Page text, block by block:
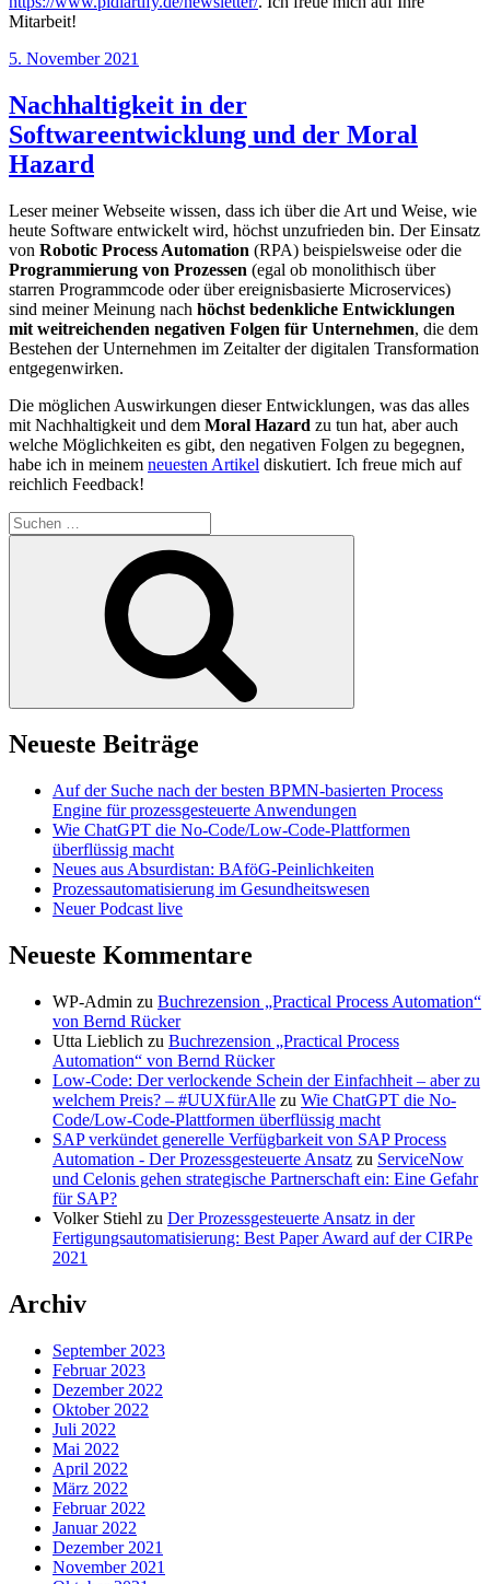
Mitarbeit!
Veröffentlicht
5. November 2021
Nachhaltigkeit in der
Softwareentwicklung und der Moral
Hazard
Leser meiner Webseite wissen, dass ich über die Art und Weise, wie
heute Software entwickelt wird, höchst unzufrieden bin. Der Einsatz
von Robotic Process Automation (RPA) beispielsweise oder die
Programmierung von Prozessen (egal ob monolithisch über
starren Programmcode oder über ereignisbasierte Microservices)
sind meiner Meinung nach höchst bedenkliche Entwicklungen
mit weitreichenden negativen Folgen für Unternehmen, die dem
Bestehen der Unternehmen im Zeitalter der digitalen Transformation
entgegenwirken.
Die möglichen Auswirkungen dieser Entwicklungen, was das alles
mit Nachhaltigkeit und dem Moral Hazard zu tun hat, aber auch
welche Möglichkeiten es gibt, den negativen Folgen zu begegnen,
habe ich in meinem neuesten Artikel diskutiert. Ich freue mich auf
reichlich Feedback!
Suchen
nach:
Neueste Beiträge
Auf der Suche nach der besten BPMN-basierten Process
Engine für prozessgesteuerte Anwendungen
Wie ChatGPT die No-Code/Low-Code-Plattformen
überflüssig macht
Neues aus Absurdistan: BAföG-Peinlichkeiten
Prozessautomatisierung im Gesundheitswesen
Neuer Podcast live
Neueste Kommentare
WP-Admin zu Buchrezension „Practical Process Automation“
von Bernd Rücker
Utta Lieblich zu Buchrezension „Practical Process
Automation“ von Bernd Rücker
Low-Code: Der verlockende Schein der Einfachheit – aber zu
welchem Preis? – #UUXfürAlle zu Wie ChatGPT die No-
Code/Low-Code-Plattformen überflüssig macht
SAP verkündet generelle Verfügbarkeit von SAP Process
Automation - Der Prozessgesteuerte Ansatz zu ServiceNow
und Celonis gehen strategische Partnerschaft ein: Eine Gefahr
für SAP?
Volker Stiehl zu Der Prozessgesteuerte Ansatz in der
Fertigungsautomatisierung: Best Paper Award auf der CIRPe
2021
Archiv
September 2023
Februar 2023
Dezember 2022
Oktober 2022
Juli 2022
Mai 2022
April 2022
März 2022
Februar 2022
Januar 2022
Dezember 2021
November 2021